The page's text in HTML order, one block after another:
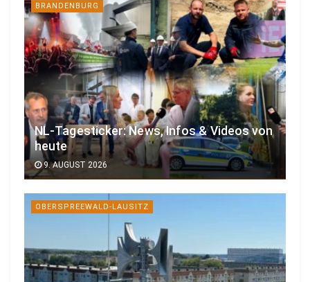
BRANDENBURG
NL-Tagesticker: News, Infos & Videos von
heute
9. AUGUST 2026
OBERSPREEWALD-LAUSITZ